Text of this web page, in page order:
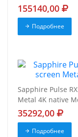
155140,00
Подробнее
Sapphire Pulse
Metal 4K native
35292,00
Подробнее